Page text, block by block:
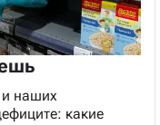
и наших
какие